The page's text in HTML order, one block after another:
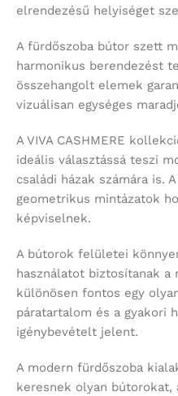
elrendezésű helyiséget
A fürdőszoba bútor szett
harmonikus berendezést
összehangolt elemek
vizuálisan egységes
A VIVA CASHMERE
ideális választássá teszi
családi házak számára is.
geometrikus mintázatok
képviselnek.
A bútorok felületei
használatot biztosítanak a
különösen fontos egy
páratartalom és a gyakori
igénybevételt jelent.
A modern fürdőszoba
keresnek olyan bútorokat,